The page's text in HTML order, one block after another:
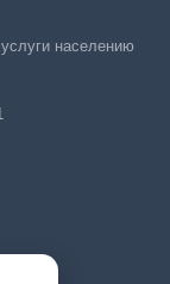
населению